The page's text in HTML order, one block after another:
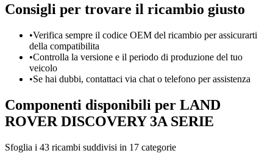
Consigli per trovare il ricambio giusto
•Verifica sempre il codice OEM del ricambio per assicurarti
della compatibilita
•Controlla la versione e il periodo di produzione del tuo
veicolo
•Se hai dubbi, contattaci via chat o telefono per assistenza
Componenti disponibili per LAND
ROVER DISCOVERY 3A SERIE
Sfoglia i 43 ricambi suddivisi in 17 categorie